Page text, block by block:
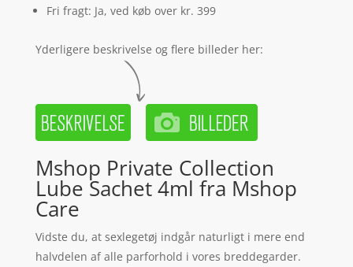
Fri fragt: Ja, ved køb over kr. 399
Yderligere beskrivelse og flere billeder her:
Mshop Private Collection
Lube Sachet 4ml fra Mshop
Care
Vidste du, at sexlegetøj indgår naturligt i mere end
halvdelen af alle parforhold i vores breddegarder.